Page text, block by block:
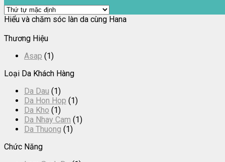
Hiểu và chăm sóc làn da cùng Hana
Thương Hiệu
Asap (1)
Loại Da Khách Hàng
Da Dau (1)
Da Hon Hop (1)
Da Kho (1)
Da Nhay Cam (1)
Da Thuong (1)
Chức Năng